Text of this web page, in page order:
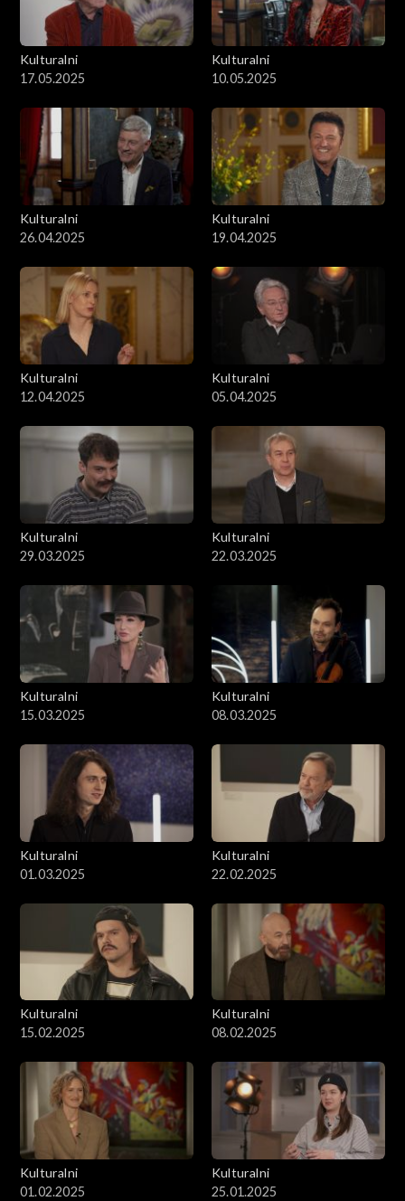
Kulturalni
17.05.2025
Kulturalni
10.05.2025
Kulturalni
26.04.2025
Kulturalni
19.04.2025
Kulturalni
12.04.2025
Kulturalni
05.04.2025
Kulturalni
29.03.2025
Kulturalni
22.03.2025
Kulturalni
15.03.2025
Kulturalni
08.03.2025
Kulturalni
01.03.2025
Kulturalni
22.02.2025
Kulturalni
15.02.2025
Kulturalni
08.02.2025
Kulturalni
01.02.2025
Kulturalni
25.01.2025